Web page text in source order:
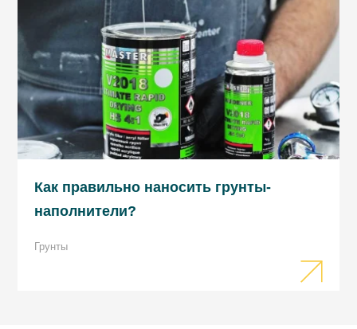
Для версии изолирующей / 50 ÷ 100
µm / готов к шлифованию после
прогрева 15 ÷ 20 мин. и охлаждения
(ок. 1 часа).
Для версии наполняющей/ 80 ÷ 160
µm / готов к шлифованию после
(ок. 1 часа).
Температура ниже 20°C значительно
Как правильно наносить грунты-
наполнители?
Грунты